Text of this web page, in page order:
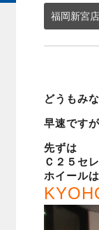
福岡新宮店
どうもみ
早速です
先ずは
Ｃ２５セ
ホイールは